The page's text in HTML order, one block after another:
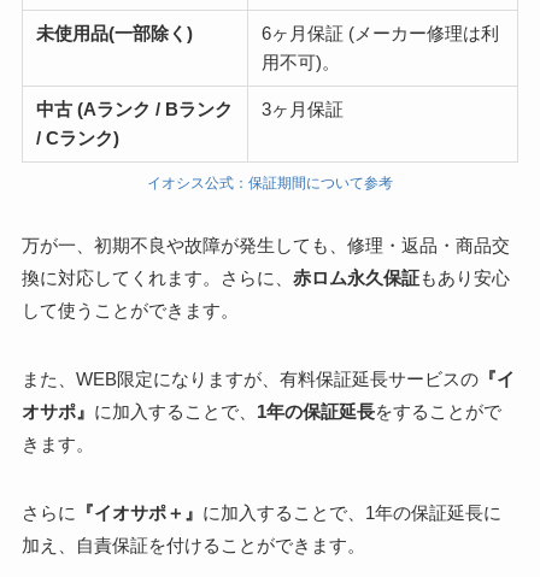
未使用品(一部除く)
6ヶ月保証 (メーカー修理は利
用不可)。
中古 (Aランク / Bランク
/ Cランク)
3ヶ月保証
イオシス公式：保証期間について参考
万が一、初期不良や故障が発生しても、修理・返品・商品交
換に対応してくれます。さらに、 赤ロム永久保証もあり安心
して使うことができます。
また、WEB限定になりますが、有料保証延長サービスの『イ
オサポ』 に加入することで、 1年の保証延長をすることがで
きます。
さらに 『イオサポ＋』 に加入することで、 1年の保証延長に
加え、自責保証を付ける ことができます。